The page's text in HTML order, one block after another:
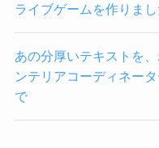
ライブゲームを作りまし
あの分厚いテキストを
ンテリアコーディネー
で